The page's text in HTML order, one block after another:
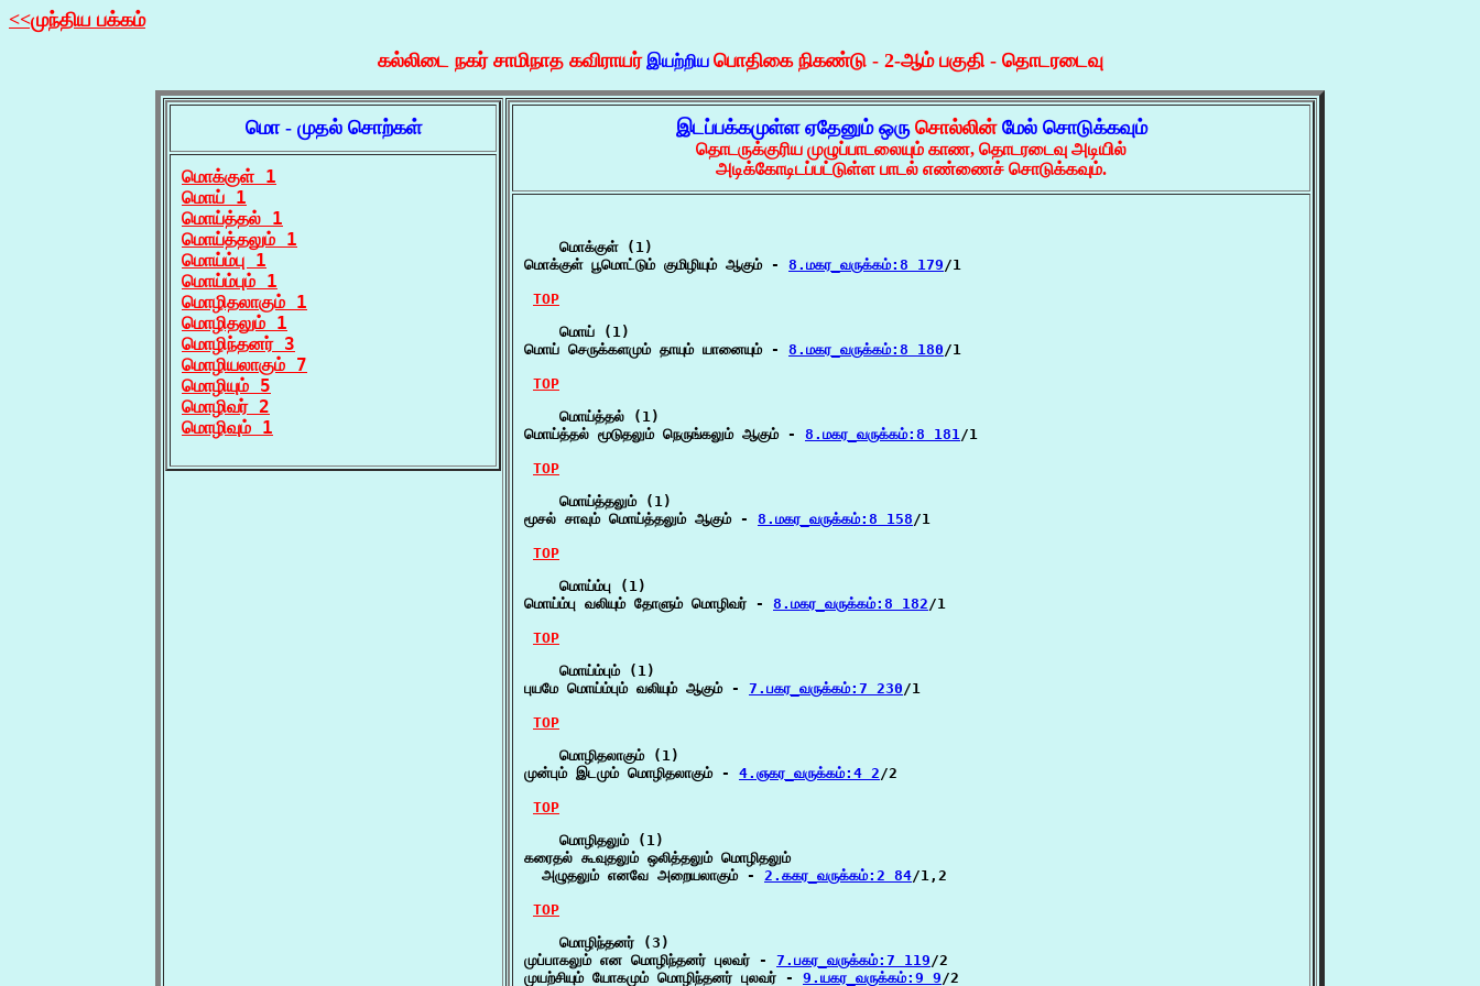
<<முந்திய பக்கம்
கல்லிடை நகர் சாமிநாத கவிராயர் இயற்றிய பொதிகை நிகண்டு - 2-ஆம் பகுதி - தொடரடைவு
மொ - முதல் சொற்கள்
மொக்குள் 1
மொய் 1
மொய்த்தல் 1
மொய்த்தலும் 1
மொய்ம்பு 1
மொய்ம்பும் 1
மொழிதலாகும் 1
மொழிதலும் 1
மொழிந்தனர் 3
மொழியலாகும் 7
மொழியும் 5
மொழிவர் 2
மொழிவும் 1
இடப்பக்கமுள்ள ஏதேனும் ஒரு சொல்லின் மேல் சொடுக்கவும்
தொடருக்குரிய முழுப்பாடலையும் காண, தொடரடைவு அடியில்
அடிக்கோடிடப்பட்டுள்ள பாடல் எண்ணைச் சொடுக்கவும்.
    மொக்குள் (1)
மொக்குள் பூமொட்டும் குமிழியும் ஆகும் - 8.மகர_வருக்கம்:8 179/1
TOP
    மொய் (1)
மொய் செருக்களமும் தாயும் யானையும் - 8.மகர_வருக்கம்:8 180/1
TOP
    மொய்த்தல் (1)
மொய்த்தல் மூடுதலும் நெருங்கலும் ஆகும் - 8.மகர_வருக்கம்:8 181/1
TOP
    மொய்த்தலும் (1)
மூசல் சாவும் மொய்த்தலும் ஆகும் - 8.மகர_வருக்கம்:8 158/1
TOP
    மொய்ம்பு (1)
மொய்ம்பு வலியும் தோளும் மொழிவர் - 8.மகர_வருக்கம்:8 182/1
TOP
    மொய்ம்பும் (1)
புயமே மொய்ம்பும் வலியும் ஆகும் - 7.பகர_வருக்கம்:7 230/1
TOP
    மொழிதலாகும் (1)
முன்பும் இடமும் மொழிதலாகும் - 4.ஞகர_வருக்கம்:4 2/2
TOP
    மொழிதலும் (1)
கரைதல் கூவுதலும் ஒலித்தலும் மொழிதலும்
  அழுதலும் எனவே அறையலாகும் -
2.ககர_வருக்கம்:2 84/1,2
TOP
    மொழிந்தனர் (3)
முப்பாகலும் என மொழிந்தனர் புலவர் - 7.பகர_வருக்கம்:7 119/2
முயற்சியும் யோகமும் மொழிந்தனர் புலவர் - 9.யகர_வருக்கம்:9 9/2